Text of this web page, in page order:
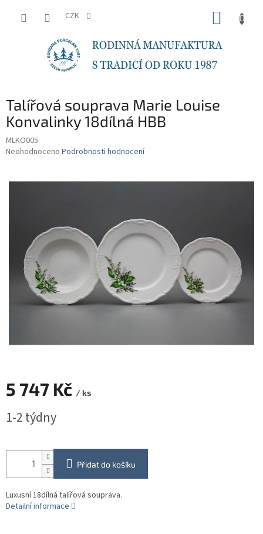
CZK
Talířová souprava Marie Louise
Konvalinky 18dílná HBB
MLKO005
Průměrné
je
hvězdiček.
Neohodnoceno Podrobnosti hodnocení
5 747 Kč / ks
cena:
1-2 týdny
Přidat do košíku
Luxusní 18dílná talířová souprava.
Detailní informace